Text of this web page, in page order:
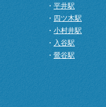
・ 平井駅
・ 四ツ木駅
・ 小村井駅
・ 入谷駅
・ 鶯谷駅